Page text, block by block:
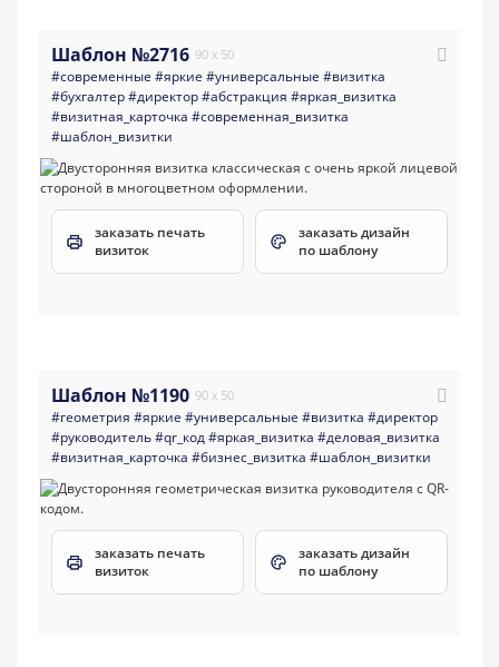
Шаблон №2716 90 x 50
#современные #яркие #универсальные #визитка
#бухгалтер#директор#абстракция #яркая_визитка
#визитная_карточка #современная_визитка
#шаблон_визитки
заказать печать
визиток
заказать дизайн
по шаблону
Шаблон №1190 90 x 50
#геометрия #яркие #универсальные #визитка #директор
#руководитель#qr_код#яркая_визитка #деловая_визитка
#визитная_карточка #бизнес_визитка #шаблон_визитки
заказать печать
визиток
заказать дизайн
по шаблону